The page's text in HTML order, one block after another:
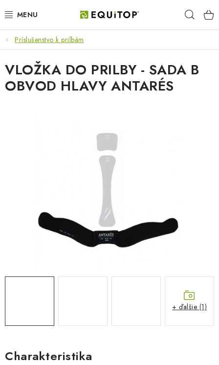
na
JAZDEC
KÔŇ
PONY
Obchodné podmienky
Dodacie podmienky
Príslušenstvo k prilbám
Charakteristika
VLOŽKA DO PRILBY - SADA B
OBVOD HLAVY ANTARÉS
+ ďalšie (1)